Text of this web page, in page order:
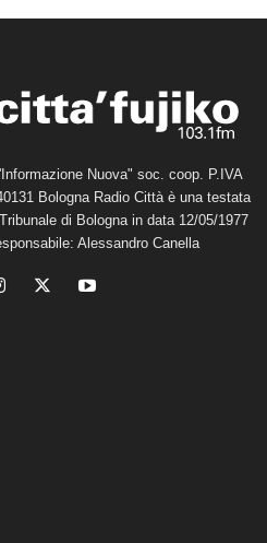
Nuova" soc. coop. P.IVA
Bologna Radio Città è una testata
di Bologna in data 12/05/1977
Alessandro Canella